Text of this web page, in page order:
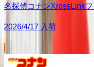
名探偵コナンXrossLinkフ
2026/4/17 入荷